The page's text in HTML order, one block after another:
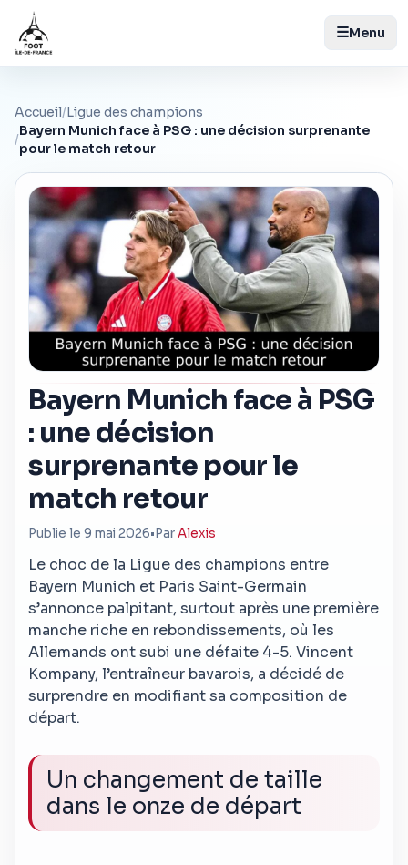
☰Menu
Accueil/Ligue des champions
/
Bayern Munich face à PSG : une décision surprenante
pour le match retour
Bayern Munich face à PSG
: une décision
surprenante pour le
match retour
Publie le 9 mai 2026• ParAlexis
Le choc de la Ligue des champions entre
Bayern Munich et Paris Saint-Germain
s’annonce palpitant, surtout après une première
manche riche en rebondissements, où les
Allemands ont subi une défaite 4-5. Vincent
Kompany, l’entraîneur bavarois, a décidé de
surprendre en modifiant sa composition de
départ.
Un changement de taille
dans le onze de départ